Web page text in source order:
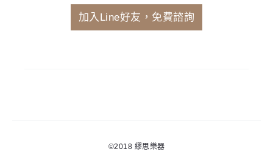
加入Line好友，免費諮詢
©2018 繆思樂器